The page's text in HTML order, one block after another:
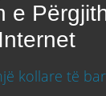
e
Internet